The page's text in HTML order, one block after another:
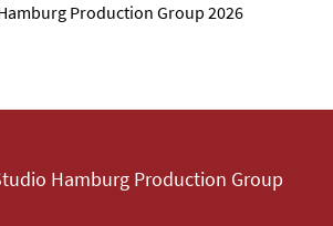
Production Group 2026
Hamburg Production Group